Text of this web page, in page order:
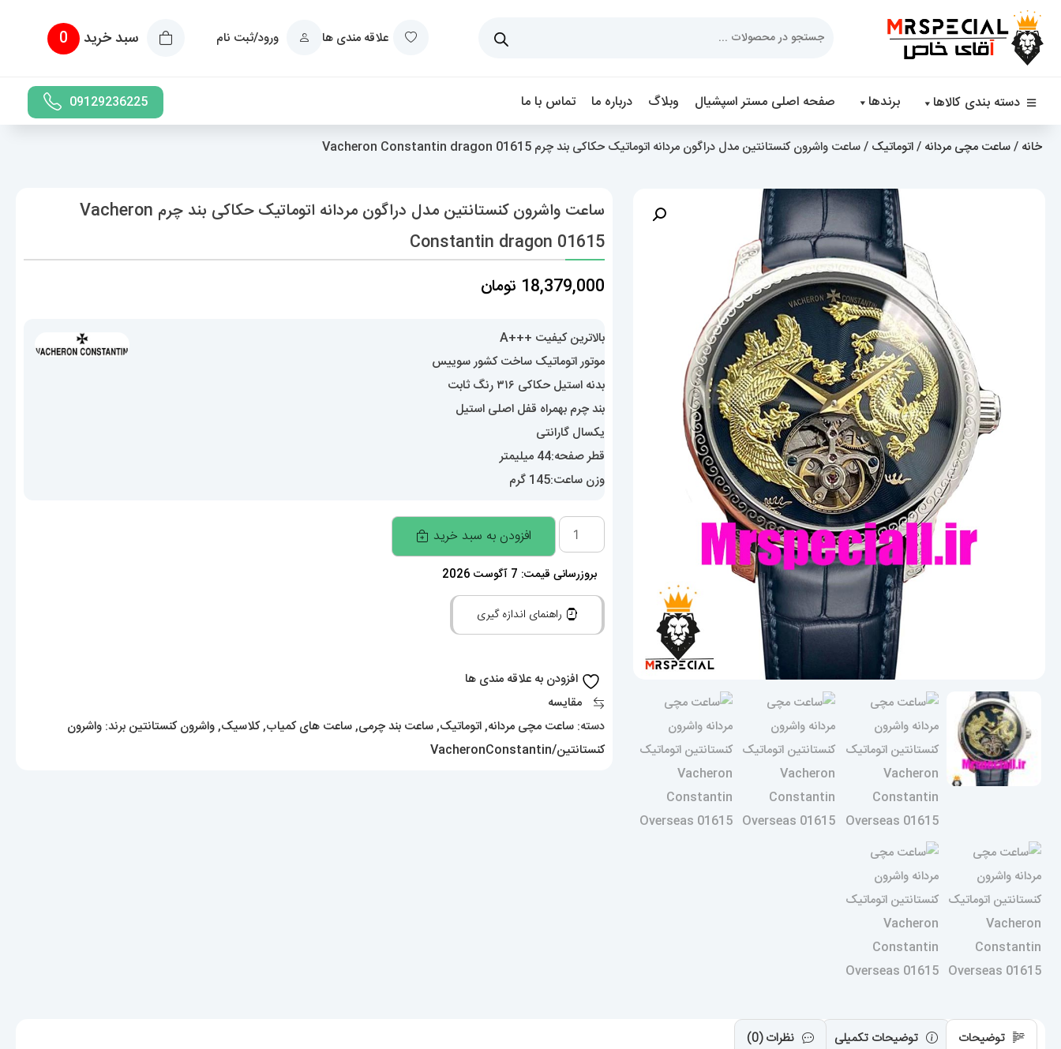
علاقه مندی ها ورود/ثبت نام سبد خرید 0
دسته بندی کالاها برندها صفحه اصلی مستر اسپشیال وبلاگ درباره ما تماس با ما 09129236225
خانه /ساعت مچی مردانه /اتوماتیک / ساعت واشرون کنستانتین مدل دراگون مردانه اتوماتیک حکاکی بند چرم Vacheron Constantin dragon 01615
ساعت واشرون کنستانتین مدل دراگون مردانه اتوماتیک حکاکی بند چرم Vacheron
Constantin dragon 01615
18,379,000 تومان
بالاترین کیفیت +++A
موتور اتوماتیک ساخت کشور سوییس
بدنه استیل حکاکی ۳۱۶ رنگ ثابت
بند چرم بهمراه قفل اصلی استیل
یکسال گارانتی
قطر صفحه:44 میلیمتر
وزن ساعت:145 گرم
ساعت
واشرون
کنستانتین
مدل
دراگون
اتوماتیک
حکاکی
چرم
Vacheron
افزودن به سبد خرید
بروزرسانی قیمت: 7 آگوست 2026
راهنمای اندازه گیری
افزودن به علاقه مندی ها
مقایسه
دسته: ساعت مچی مردانه,اتوماتیک,ساعت بند چرمی,ساعت های کمیاب,کلاسیک,واشرون کنستانتین برند: واشرون
کنستانتین/VacheronConstantin
توضیحات توضیحات تکمیلی نظرات (0)